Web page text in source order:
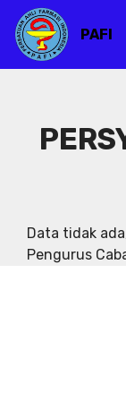
PAFI
Data tidak
Pengurus